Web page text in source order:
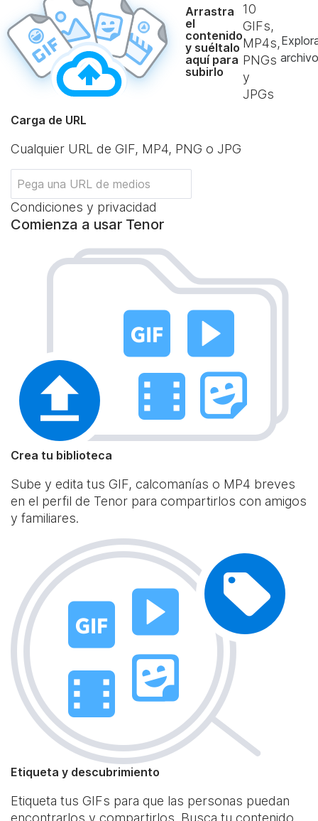
Arrastra
el
contenido
y suéltalo
aquí para
subirlo
10
GIFs,
MP4s,
PNGs
y
JPGs
Carga de URL
Cualquier URL de GIF, MP4, PNG o JPG
Condiciones y privacidad
Comienza a usar Tenor
Crea tu biblioteca
Sube y edita tus GIF, calcomanías o MP4 breves
en el perfil de Tenor para compartirlos con amigos
y familiares.
Etiqueta y descubrimiento
Etiqueta tus GIFs para que las personas puedan
encontrarlos y compartirlos. Busca tu contenido